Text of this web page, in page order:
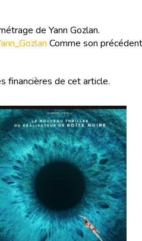
de Yann Gozlan.
Comme son
financières de cet article.